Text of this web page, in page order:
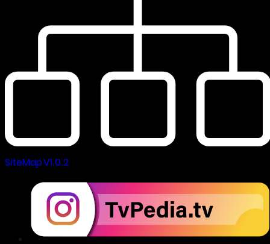
SiteMap V1.0.2